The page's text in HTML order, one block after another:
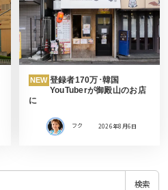
NEW 登録者170万･韓国
YouTuberが御殿山のお店
に
フク 2026年8月6日
検索